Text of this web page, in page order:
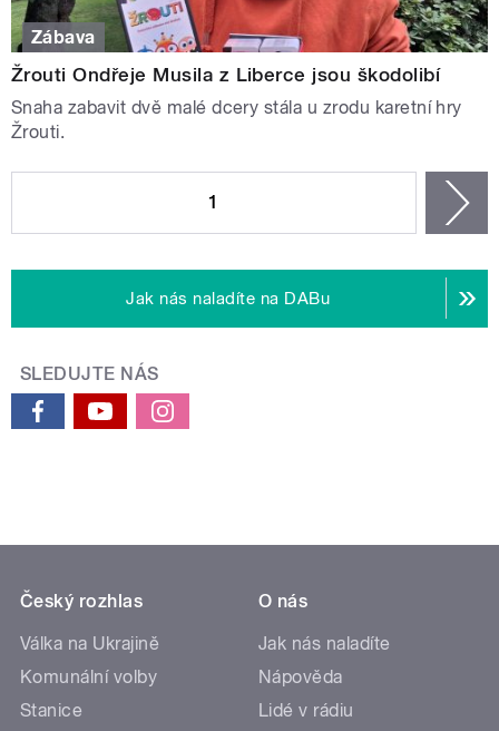
Zábava
Žrouti Ondřeje Musila z Liberce jsou škodolibí
Snaha zabavit dvě malé dcery stála u zrodu karetní hry
Žrouti.
1
Jak nás naladíte na DABu
SLEDUJTE NÁS
Český rozhlas
Válka na Ukrajině
Komunální volby
Stanice
O nás
Jak nás naladíte
Nápověda
Lidé v rádiu